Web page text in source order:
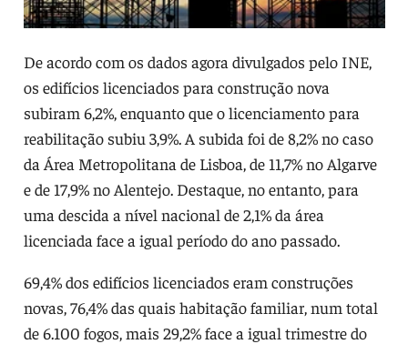
De acordo com os dados agora divulgados pelo INE,
os edifícios licenciados para construção nova
subiram 6,2%, enquanto que o licenciamento para
reabilitação subiu 3,9%. A subida foi de 8,2% no caso
da Área Metropolitana de Lisboa, de 11,7% no Algarve
e de 17,9% no Alentejo. Destaque, no entanto, para
uma descida a nível nacional de 2,1% da área
licenciada face a igual período do ano passado.
69,4% dos edifícios licenciados eram construções
novas, 76,4% das quais habitação familiar, num total
de 6.100 fogos, mais 29,2% face a igual trimestre do